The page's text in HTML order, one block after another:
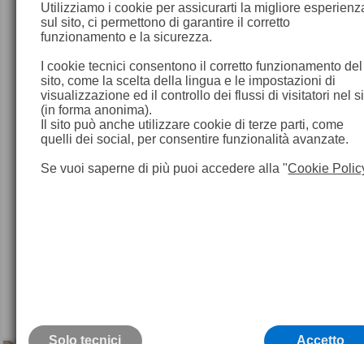
Utilizziamo i cookie per assicurarti la migliore
sul sito, ci permettono di garantire il corretto
funzionamento e la sicurezza.
I cookie tecnici consentono il corretto funzionamento del
sito, come la scelta della lingua e le impostazioni di
visualizzazione ed il controllo dei flussi di visitatori nel
(in forma anonima).
Il sito può anche utilizzare cookie di terze parti, come
quelli dei social, per consentire funzionalità avanzate.
Se vuoi saperne di più puoi accedere alla "Cookie
Solo tecnici Accetto